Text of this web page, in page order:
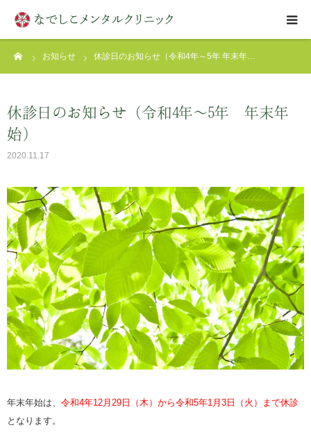
お知らせ 休診日のお知らせ（令和4年～5年 年末年…
休診日のお知らせ（令和4年～5年 年末年
始）
2020.11.17
年末年始は、 令和4年12月29日（木）から令和5年1月3日（火）まで休診
となります。
はじめての方へ
お問い合わせ